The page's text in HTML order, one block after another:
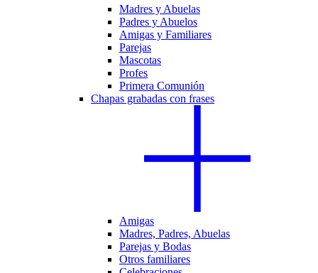
Madres y Abuelas
Padres y Abuelos
Amigas y Familiares
Parejas
Mascotas
Profes
Primera Comunión
Chapas grabadas con frases
Amigas
Madres, Padres, Abuelas
Parejas y Bodas
Otros familiares